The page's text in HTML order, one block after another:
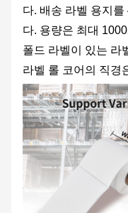
다. 배송 라벨 용지를
다. 용량은 최대
폴드 라벨이 있는 라
라벨 롤 코어의 직경